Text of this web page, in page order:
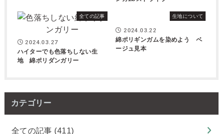
全ての記事
2024.03.27
ハイターでも色落ちしない生
地 綿ポリダンガリー
生地について
2024.03.22
綿ポリギンガムを染めよう ベ
ージュ見本
カテゴリー
全ての記事 (411)